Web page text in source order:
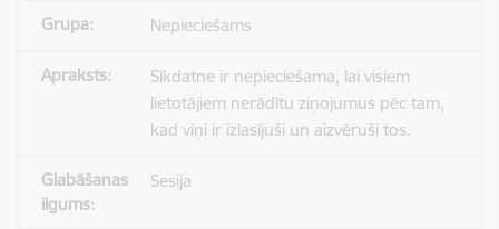
Nepieciešams
Sīkdatne ir nepieciešama, lai visiem
lietotājiem nerādītu ziņojumus pēc tam,
kad viņi ir izlasījuši un aizvēruši tos.
Sesija